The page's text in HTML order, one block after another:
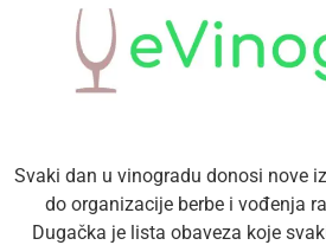
Svaki dan u vinogradu donosi nove
do organizacije berbe i vođenja
Dugačka je lista obaveza koje